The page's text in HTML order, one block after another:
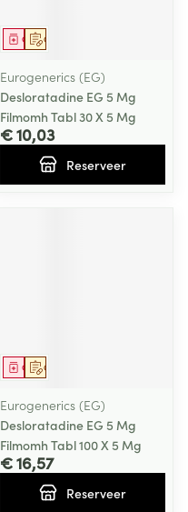
Op voorschrift
Geneesmiddel
Eurogenerics (EG)
Desloratadine EG 5 Mg
Filmomh Tabl 30 X 5 Mg
€ 10,03
Reserveer
Op voorschrift
Geneesmiddel
Eurogenerics (EG)
Desloratadine EG 5 Mg
Filmomh Tabl 100 X 5 Mg
€ 16,57
Reserveer